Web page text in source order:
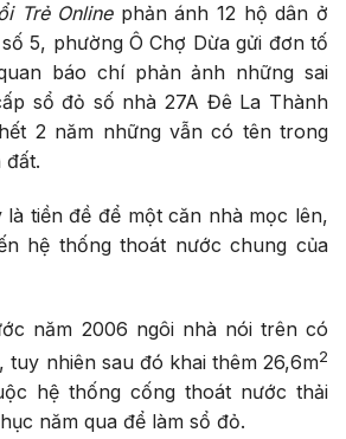
Trẻ Online phản ánh 12 hộ dân ở
5, phường Ô Chợ Dừa gửi đơn tố
báo chí phản ảnh những sai
sổ đỏ số nhà 27A Đê La Thành
2 năm những vẫn có tên trong
đất.
là tiền đề để một căn nhà mọc lên,
hệ thống thoát nước chung của
năm 2006 ngôi nhà nói trên có
, tuy nhiên sau đó khai thêm 26,6m2
hệ thống cống thoát nước thải
năm qua để làm sổ đỏ.